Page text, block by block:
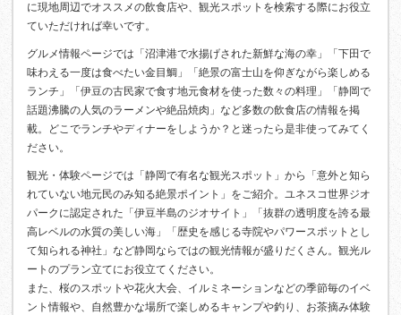
に現地周辺でオススメの飲食店や、観光スポットを検索する際にお役立
ていただければ幸いです。
グルメ情報ページでは「沼津港で水揚げされた新鮮な海の幸」「下田で
味わえる一度は食べたい金目鯛」「絶景の富士山を仰ぎながら楽しめる
ランチ」「伊豆の古民家で食す地元食材を使った数々の料理」「静岡で
話題沸騰の人気のラーメンや絶品焼肉」など多数の飲食店の情報を掲
載。どこでランチやディナーをしようか？と迷ったら是非使ってみてく
ださい。
観光・体験ページでは「静岡で有名な観光スポット」から「意外と知ら
れていない地元民のみ知る絶景ポイント」をご紹介。ユネスコ世界ジオ
パークに認定された「伊豆半島のジオサイト」「抜群の透明度を誇る最
高レベルの水質の美しい海」「歴史を感じる寺院やパワースポットとし
て知られる神社」など静岡ならではの観光情報が盛りだくさん。観光ル
ートのプラン立てにお役立てください。
また、桜のスポットや花火大会、イルミネーションなどの季節毎のイベ
ント情報や、自然豊かな場所で楽しめるキャンプや釣り、お茶摘み体験